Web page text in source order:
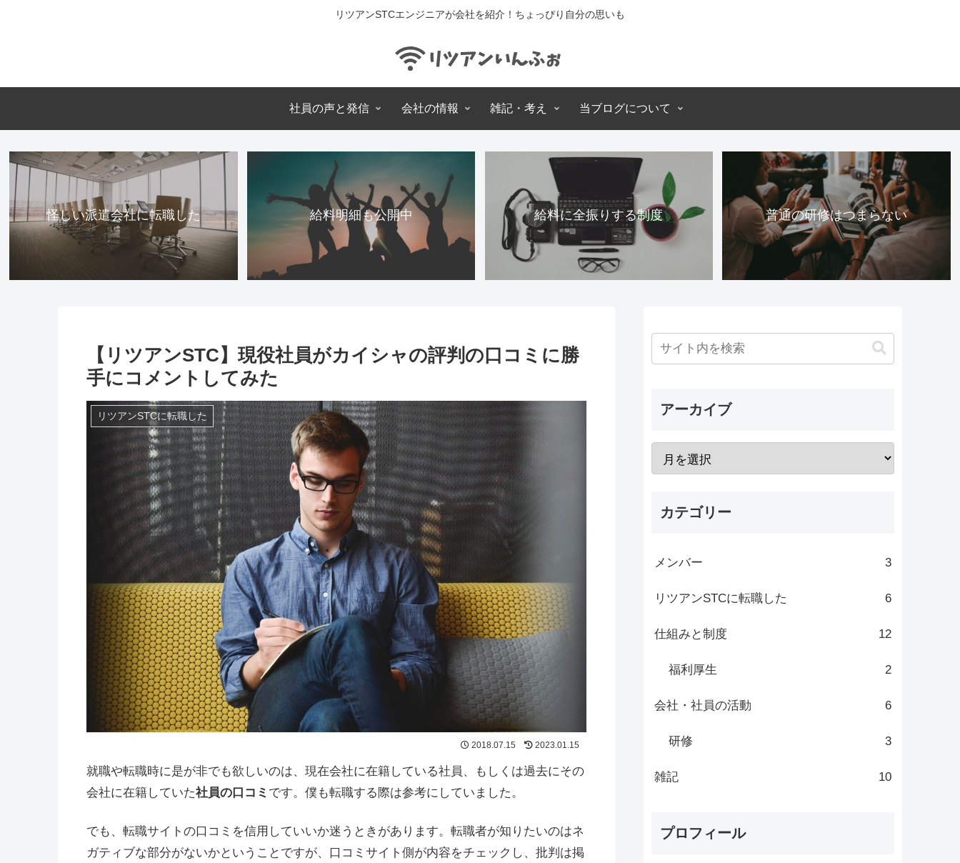
リツアンSTCエンジニアが会社を紹介！ちょっぴり自分の思いも
社員の声と発信 会社の情報 雑記・考え 当ブログについて
怪しい派遣会社に転職した 給料明細も公開中 給料に全振りする制度 普通の研修はつまらない
【リツアンSTC】現役社員がカイシャの評判の口コミに勝
手にコメントしてみた
リツアンSTCに転職した
2018.07.15 2023.01.15
就職や転職時に是が非でも欲しいのは、現在会社に在籍している社員、もしくは過去にその
会社に在籍していた社員の口コミ です。僕も転職する際は参考にしていました。
でも、転職サイトの口コミを信用していいか迷うときがあります。転職者が知りたいのはネ
ガティブな部分がないかということですが、口コミサイト側が内容をチェックし、批判は掲
アーカイブ
カテゴリー
メンバー 3
リツアンSTCに転職した 6
仕組みと制度 12
福利厚生 2
会社・社員の活動 6
研修 3
雑記 10
プロフィール